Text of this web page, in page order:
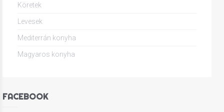
Köretek
Levesek
Mediterrán konyha
Magyaros konyha
FACEBOOK